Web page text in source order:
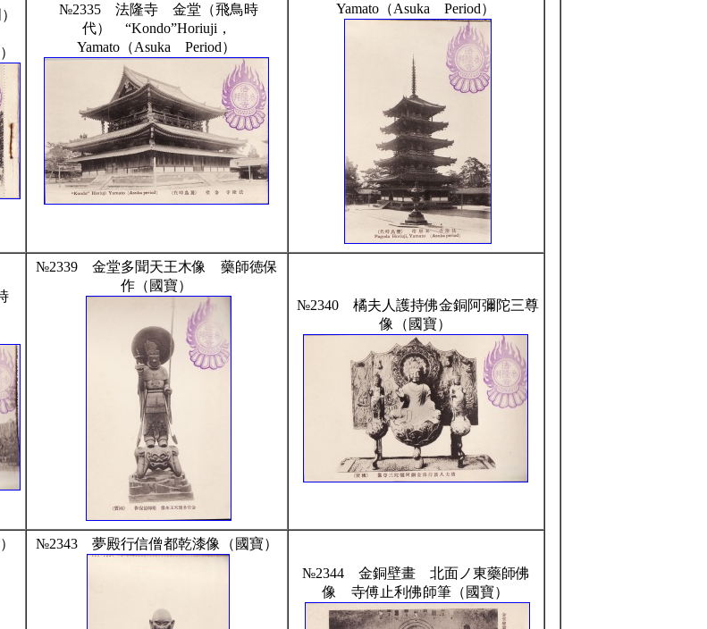
№2335 法隆寺 金堂（飛鳥時
代） “Kondo”Horiuji，
Yamato（Asuka Period）
Yamato（Asuka Period）
№2339 金堂多聞天王木像 藥師徳保
作（國寶）
№2340 橘夫人護持佛金銅阿彌陀三尊
像（國寶）
№2343 夢殿行信僧都乾漆像（國寶）
№2344 金銅壁畫 北面ノ東藥師佛
像 寺傅止利佛師筆（國寶）